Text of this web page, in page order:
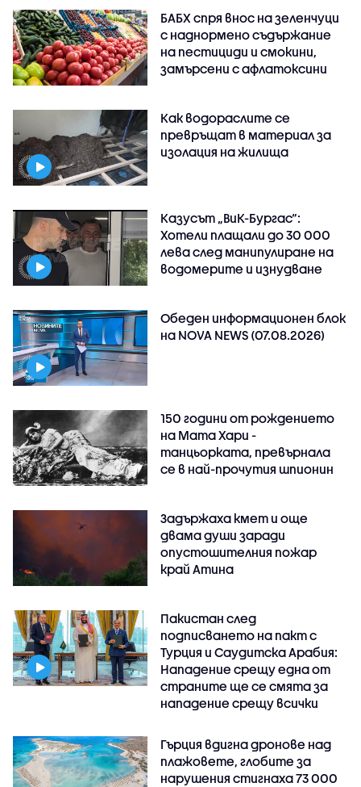
БАБХ спря внос на зеленчуци
с наднормено съдържание
на пестициди и смокини,
замърсени с афлатоксини
Как водораслите се
превръщат в материал за
изолация на жилища
Казусът „ВиК-Бургас“:
Хотели плащали до 30 000
лева след манипулиране на
водомерите и изнудване
Обеден информационен блок
на NOVA NEWS (07.08.2026)
150 години от рождението
на Мата Хари -
танцьорката, превърнала
се в най-прочутия шпионин
Задържаха кмет и още
двама души заради
опустошителния пожар
край Атина
Пакистан след
подписването на пакт с
Турция и Саудитска Арабия:
Нападение срещу една от
страните ще се смята за
нападение срещу всички
Гърция вдигна дронове над
плажовете, глобите за
нарушения стигнаха 73 000